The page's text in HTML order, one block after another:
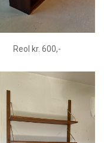
Reol kr. 600,-